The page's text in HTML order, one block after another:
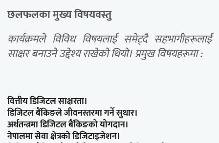
छलफलका मुख्य विषयवस्तु
कार्यक्रमले विविध विषयलाई समेट्दै सहभागीहरूलाई
साक्षर बनाउने उद्देश्य राखेको थियो। प्रमुख विषयहरूमा :
वित्तीय डिजिटल साक्षरता।
डिजिटल बैंकिङले जीवनस्तरमा गर्ने सुधार।
अर्थतन्त्रमा डिजिटल बैंकिङको योगदान।
नेपालमा सेवा क्षेत्रको डिजिटाइजेशन।